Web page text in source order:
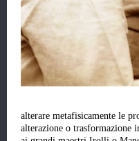
alterare metafisicamente le
alterazione o trasformazione